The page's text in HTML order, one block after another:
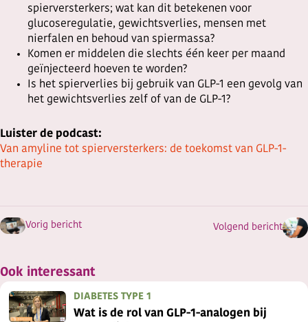
spierversterkers; wat kan dit betekenen voor
glucoseregulatie, gewichtsverlies, mensen met
nierfalen en behoud van spiermassa?
Komen er middelen die slechts één keer per maand
geïnjecteerd hoeven te worden?
Is het spierverlies bij gebruik van GLP-1 een gevolg van
het gewichtsverlies zelf of van de GLP-1?
Luister de podcast:
Van amyline tot spierversterkers: de toekomst van GLP-1-
therapie
Vorig bericht Volgend bericht
Ook interessant
Wat is de rol van GLP-1-analogen bij
DIABETES TYPE 1